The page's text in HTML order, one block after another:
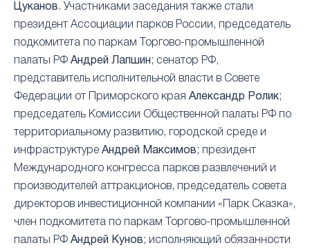
Цуканов . Участниками заседания также стали
президент Ассоциации парков России, председатель
подкомитета по паркам Торгово-промышленной
палаты РФ Андрей Лапшин ; сенатор РФ,
представитель исполнительной власти в Совете
Федерации от Приморского края Александр Ролик;
председатель Комиссии Общественной палаты РФ по
территориальному развитию, городской среде и
инфраструктуре Андрей Максимов ; президент
Международного конгресса парков развлечений и
производителей аттракционов, председатель совета
директоров инвестиционной компании «Парк Сказка»,
член подкомитета по паркам Торгово-промышленной
палаты РФ Андрей Кунов ; исполняющий обязанности